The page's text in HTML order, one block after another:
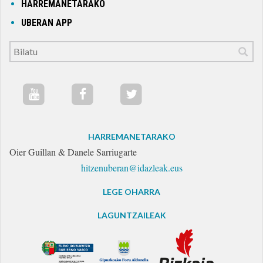
HARREMANETARAKO
UBERAN APP
HARREMANETARAKO
Oier Guillan & Danele Sarriugarte
hitzenuberan@idazleak.eus
LEGE OHARRA
LAGUNTZAILEAK